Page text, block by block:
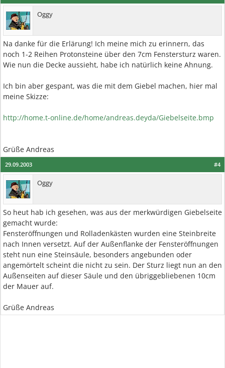
Oggy
Na danke für die Erlärung! Ich meine mich zu erinnern, das
noch 1-2 Reihen Protonsteine über den 7cm Fenstersturz waren.
Wie nun die Decke aussieht, habe ich natürlich keine Ahnung.
Ich bin aber gespant, was die mit dem Giebel machen, hier mal
meine Skizze:
http://home.t-online.de/home/andreas.deyda/Giebelseite.bmp
Grüße Andreas
#4
29.09.2003
Oggy
So heut hab ich gesehen, was aus der merkwürdigen Giebelseite
gemacht wurde:
Fensteröffnungen und Rolladenkästen wurden eine Steinbreite
nach Innen versetzt. Auf der Außenflanke der Fensteröffnungen
steht nun eine Steinsäule, besonders angebunden oder
angemörtelt scheint die nicht zu sein. Der Sturz liegt nun an den
Außenseiten auf dieser Säule und den übriggebliebenen 10cm
der Mauer auf.
Grüße Andreas